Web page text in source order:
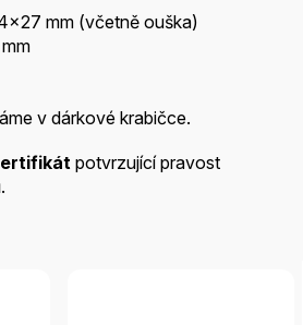
mm (včetně ouška)
v dárkové krabičce.
potvrzující pravost